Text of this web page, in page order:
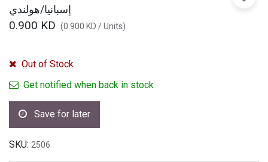
إسبانيا/هولندي
0.900 KD (0.900 KD /Units)
Out of Stock
Get notified when back in stock
Save for later
SKU: 2506